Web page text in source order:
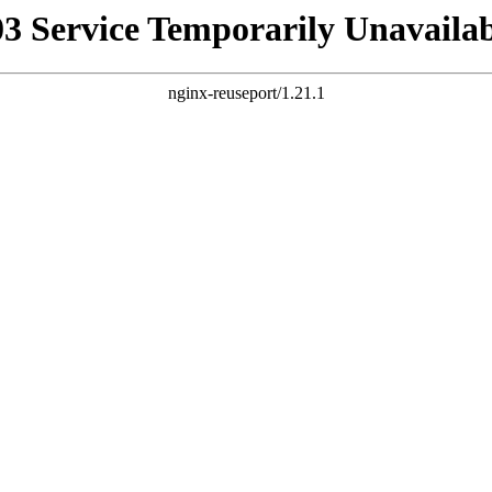
Service Temporarily
nginx-reuseport/1.21.1